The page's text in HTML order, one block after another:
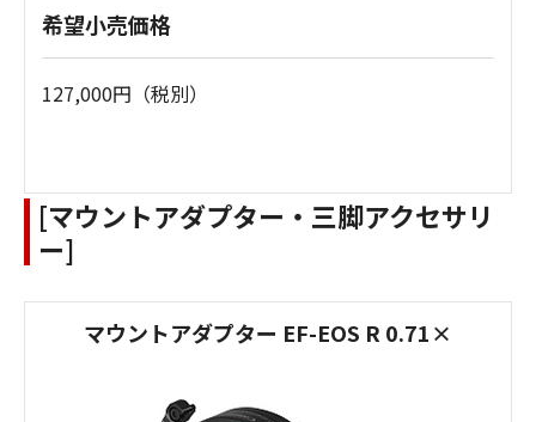
希望小売価格
127,000円（税別）
[マウントアダプター・三脚アクセサリ
ー]
マウントアダプター EF-EOS R 0.71×